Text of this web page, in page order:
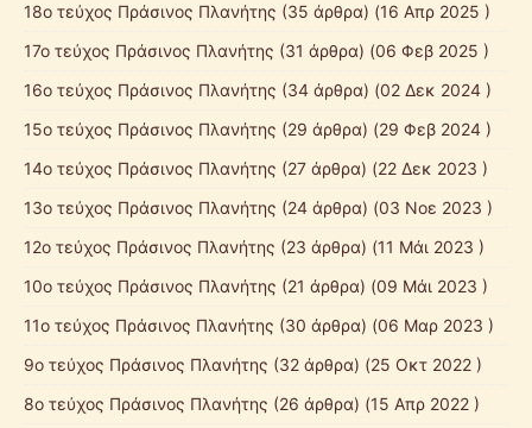
18ο τεύχος Πράσινος Πλανήτης (35 άρθρα) (16 Απρ 2025 )
17ο τεύχος Πράσινος Πλανήτης (31 άρθρα) (06 Φεβ 2025 )
16ο τεύχος Πράσινος Πλανήτης (34 άρθρα) (02 Δεκ 2024 )
15ο τεύχος Πράσινος Πλανήτης (29 άρθρα) (29 Φεβ 2024 )
14ο τεύχος Πράσινος Πλανήτης (27 άρθρα) (22 Δεκ 2023 )
13ο τεύχος Πράσινος Πλανήτης (24 άρθρα) (03 Νοε 2023 )
12ο τεύχος Πράσινος Πλανήτης (23 άρθρα) (11 Μάι 2023 )
10ο τεύχος Πράσινος Πλανήτης (21 άρθρα) (09 Μάι 2023 )
11ο τεύχος Πράσινος Πλανήτης (30 άρθρα) (06 Μαρ 2023 )
9ο τεύχος Πράσινος Πλανήτης (32 άρθρα) (25 Οκτ 2022 )
8ο τεύχος Πράσινος Πλανήτης (26 άρθρα) (15 Απρ 2022 )